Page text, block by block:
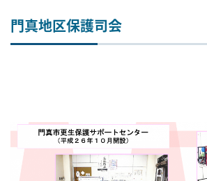
門真地区保護司会